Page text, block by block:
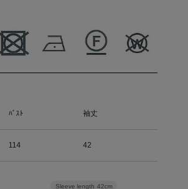
ﾊﾞｽﾄ 袖丈
114 42
Sleeve length 42cm